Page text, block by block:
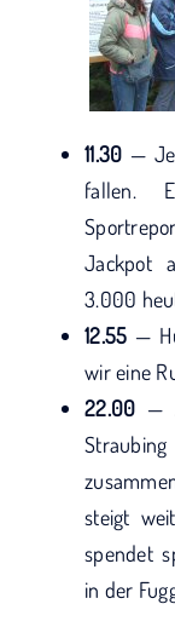
11.30 —
fallen.
Jackpot
3.000
12.55 —
wir eine
22.00 —
steigt
spendet
in der